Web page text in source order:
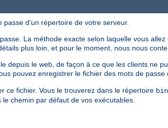
d'un répertoire de votre serveur.
La méthode exacte selon laquelle vous
plus loin, et pour le moment, nous nous
depuis le web, de façon à ce que les clients ne
pouvez enregistrer le fichier des mots de passe
ce fichier. Vous le trouverez dans le répertoire bin
chemin par défaut de vos exécutables.